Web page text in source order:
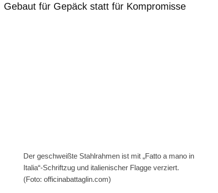
Gebaut für Gepäck statt für Kompromisse
Der geschweißte Stahlrahmen ist mit „Fatto a mano in
Italia“-Schriftzug und italienischer Flagge verziert.
(Foto: officinabattaglin.com)